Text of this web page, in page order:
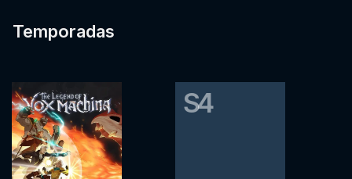
Temporadas
S4